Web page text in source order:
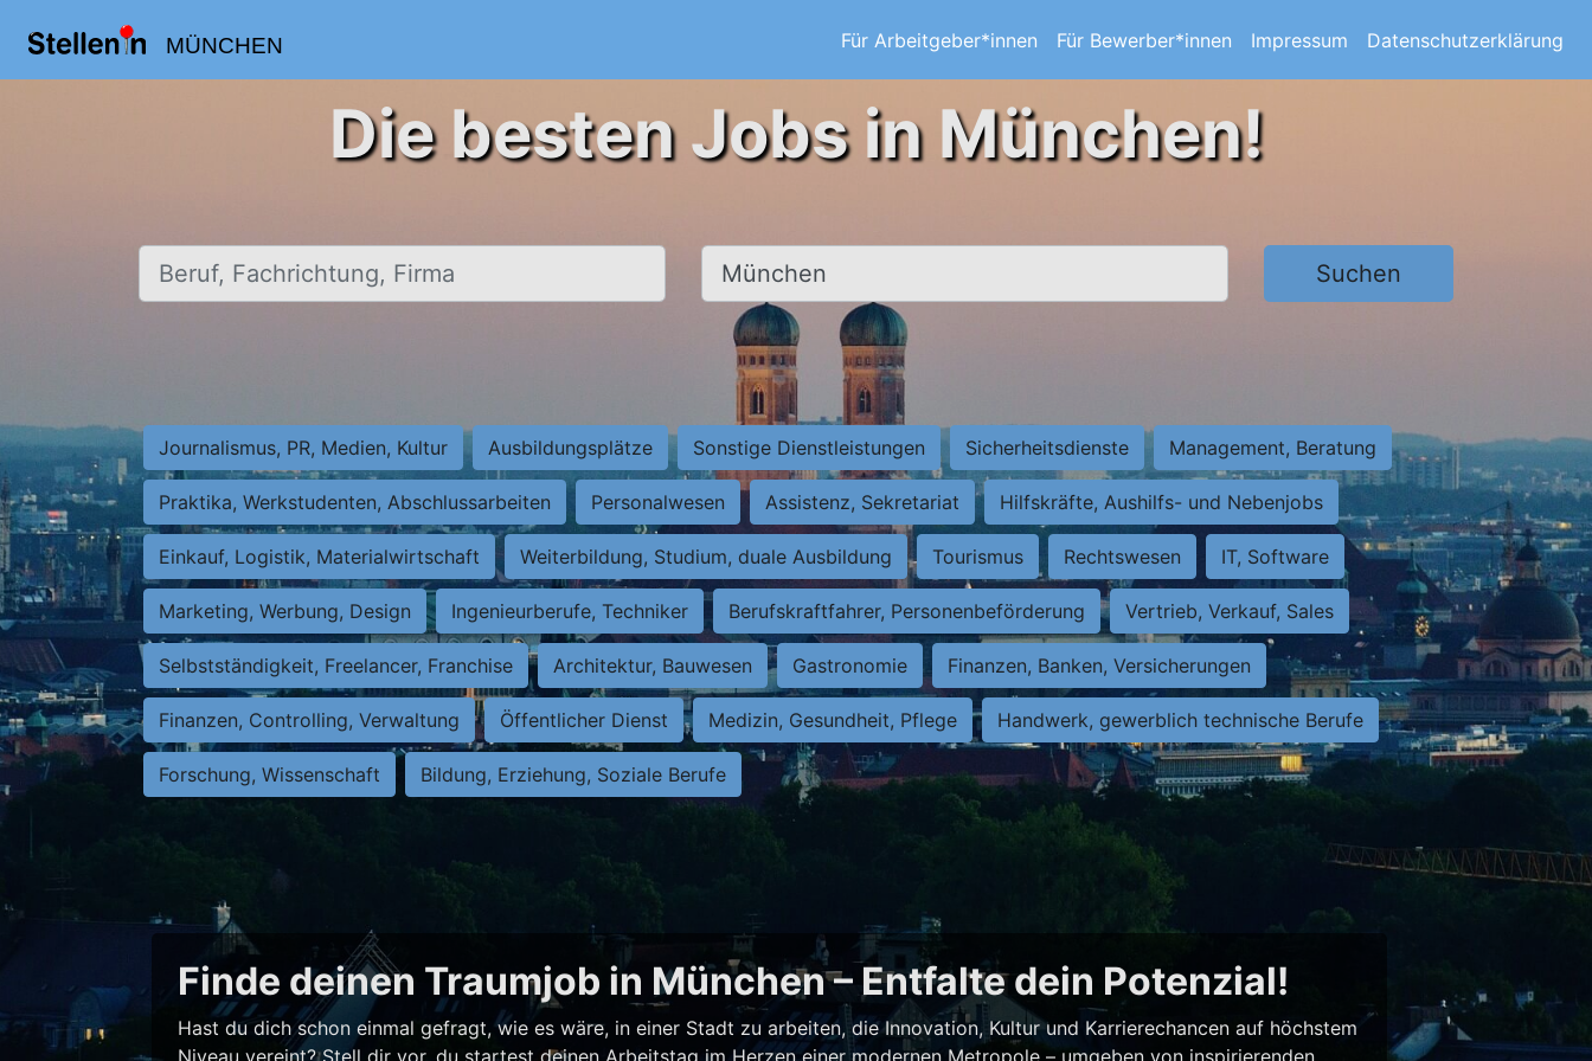
MÜNCHEN Für Arbeitgeber*innen Für Bewerber*innen Impressum Datenschutzerklärung
Die besten Jobs in München!
Beruf, Fachrichtung, Firma Ort, Stadt Suchen
Journalismus, PR, Medien, Kultur Ausbildungsplätze Sonstige Dienstleistungen Sicherheitsdienste Management, Beratung
Praktika, Werkstudenten, Abschlussarbeiten Personalwesen Assistenz, Sekretariat Hilfskräfte, Aushilfs- und Nebenjobs
Einkauf, Logistik, Materialwirtschaft Weiterbildung, Studium, duale Ausbildung Tourismus Rechtswesen IT, Software
Marketing, Werbung, Design Ingenieurberufe, Techniker Berufskraftfahrer, Personenbeförderung Vertrieb, Verkauf, Sales
Selbstständigkeit, Freelancer, Franchise Architektur, Bauwesen Gastronomie Finanzen, Banken, Versicherungen
Finanzen, Controlling, Verwaltung Öffentlicher Dienst Medizin, Gesundheit, Pflege Handwerk, gewerblich technische Berufe
Forschung, Wissenschaft Bildung, Erziehung, Soziale Berufe
Finde deinen Traumjob in München – Entfalte dein Potenzial!
Hast du dich schon einmal gefragt, wie es wäre, in einer Stadt zu arbeiten, die Innovation, Kultur und Karrierechancen auf höchstem